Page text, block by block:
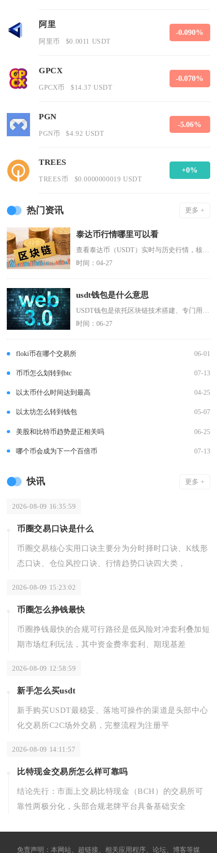
阿里
阿里币 $0.0011 USDT
-0.090%
GPCX
GPCX币 $14.37 USDT
-0.070%
PGN
PGN币 $4.92 USDT
-5.06%
TREES
TREES币 $0.0000000019 USDT
+0%
热门资讯 更多 +
泰达币行情哪里可以看
时间：04-27
usdt钱包是什么意思
时间：06-27
floki币在哪个交易所 06-01
币币怎么划转到btc 07-13
以太币什么时间达到最高 04-25
以太坊怎么转到钱包 05-07
美股和比特币趋势是正相关吗 06-25
哪个币会成为下一个百倍币 07-13
快讯 更多 +
2026-08-09 16:35:59
币圈交易口诀是什么
币圈交易核心实用口诀主要分为分时择时口诀、K线形
态口诀、仓位风控口诀、行情趋势口诀四大类，
2026-08-09 15:23:02
币圈怎么挣钱最快
币圈挣钱最快的合规可行路径是低风险对冲套利叠加短
期市场红利玩法，其中资金费率套利、期现基差
2026-08-09 12:58:59
新手怎么买usdt
新手购买USDT最稳妥、落地可操作的渠道是头部中心
化交易所C2C场外交易，完整流程为注册平
2026-08-09 14:11:57
比特现金交易所怎么样可靠吗
结论先行：市面上交易比特现金（BCH）的交易所可
靠性两极分化，头部合规老牌平台具备基础安全
免责声明：本网站、超链接、相关应用程序、论坛、博客等媒